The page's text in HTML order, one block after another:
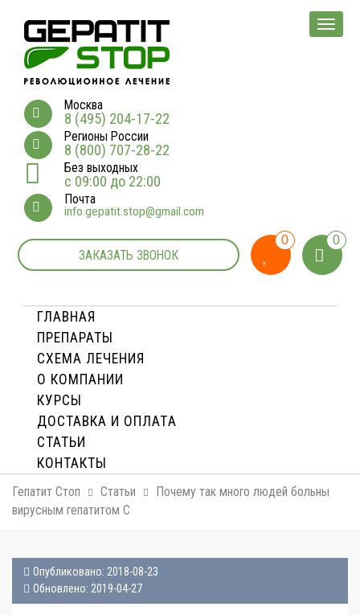
Москва
8 (495) 204-17-22
Регионы России
8 (800) 707-28-22
Без выходных
с 09:00 до 22:00
Почта
info.gepatit.stop@gmail.com
ЗАКАЗАТЬ ЗВОНОК
0 0
ГЛАВНАЯ
ПРЕПАРАТЫ
СХЕМА ЛЕЧЕНИЯ
О КОМПАНИИ
КУРСЫ
ДОСТАВКА И ОПЛАТA
СТАТЬИ
КОНТАКТЫ
Гепатит Стоп Статьи
Почему так много людей больны
вирусным гепатитом С
Опубликовано: 2018-08-23
Обновлено: 2019-04-27